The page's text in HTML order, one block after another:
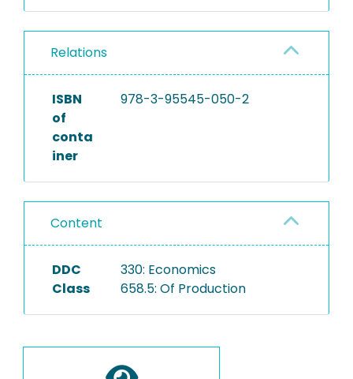
Relations
ISBN
of
conta
iner
978-3-95545-050-2
Content
DDC
Class
330: Economics
658.5: Of Production